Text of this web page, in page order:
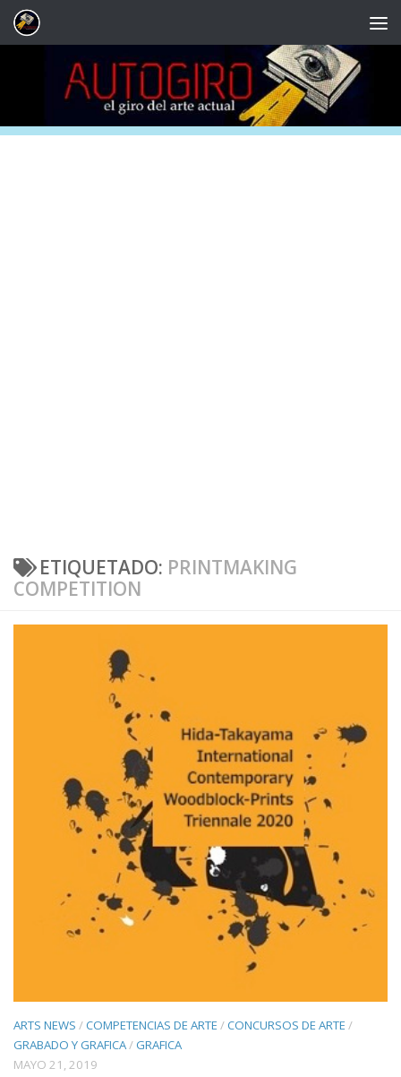
Saltar al contenido
ETIQUETADO: PRINTMAKING
COMPETITION
ARTS NEWS /COMPETENCIAS DE ARTE /CONCURSOS DE ARTE /
GRABADO Y GRAFICA/ GRAFICA
MAYO 21, 2019